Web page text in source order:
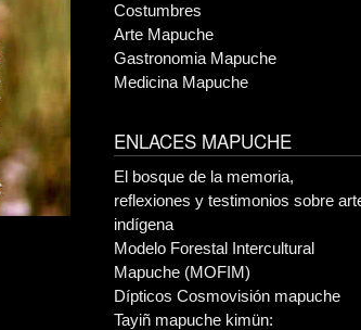
Costumbres
Arte Mapuche
Gastronomia Mapuche
Medicina Mapuche
ENLACES MAPUCHE
El bosque de la memoria,
reflexiones y testimonios sobre
indígena
Modelo Forestal Intercultural
Mapuche (MOFIM)
Dípticos Cosmovisión mapuche
Tayiñ mapuche kimün: